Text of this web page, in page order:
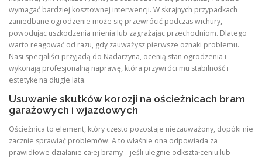
wymagać bardziej kosztownej interwencji. W skrajnych przypadkach
zaniedbane ogrodzenie może się przewrócić podczas wichury,
powodując uszkodzenia mienia lub zagrażając przechodniom. Dlatego
warto reagować od razu, gdy zauważysz pierwsze oznaki problemu.
Nasi specjaliści przyjadą do Nadarzyna, ocenią stan ogrodzenia i
wykonają profesjonalną naprawę, która przywróci mu stabilność i
estetykę na długie lata.
Usuwanie skutków korozji na ościeżnicach bram
garażowych i wjazdowych
Ościeżnica to element, który często pozostaje niezauważony, dopóki nie
zacznie sprawiać problemów. A to właśnie ona odpowiada za
prawidłowe działanie całej bramy – jeśli ulegnie odkształceniu lub